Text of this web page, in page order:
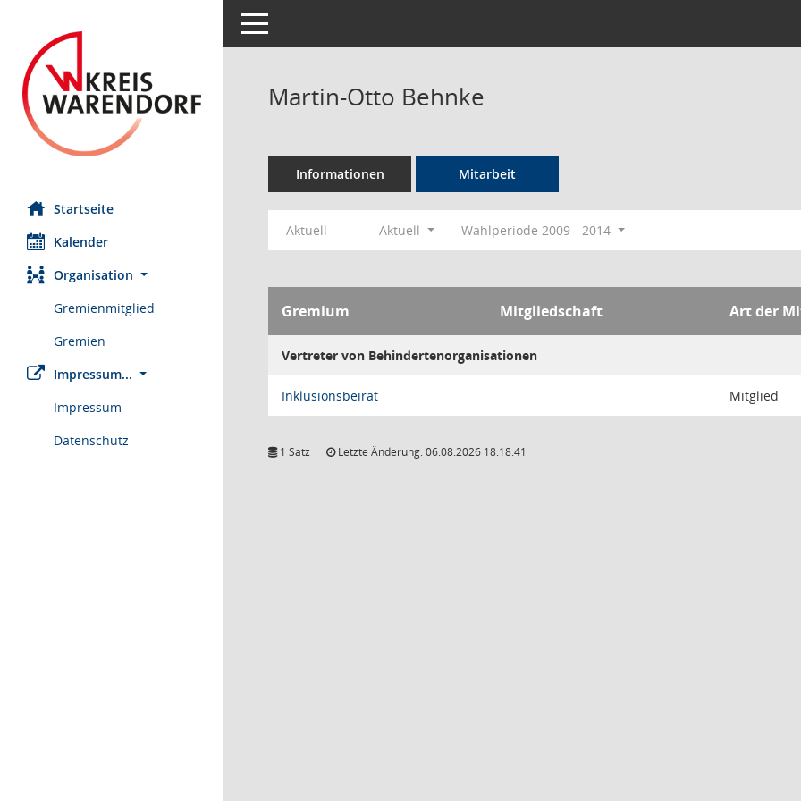
Startseite
Kalender
Organisation
Gremienmitglied
Gremien
Impressum...
Impressum
Datenschutz
Toggle navigation
Martin-Otto Behnke
Informationen Mitarbeit
Aktuell Aktuell Wahlperiode 2009 - 2014
Gremium Mitgliedschaft Art der
Vertreter von Behindertenorganisationen
Inklusionsbeirat Mitglied
1 Satz Letzte Änderung: 06.08.2026 18:18:41